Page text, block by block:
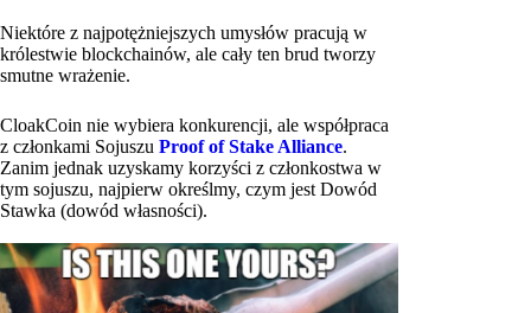
Niektóre z najpotężniejszych umysłów pracują w
królestwie blockchainów, ale cały ten brud tworzy
smutne wrażenie.
CloakCoin nie wybiera konkurencji, ale współpraca
z członkami Sojuszu Proof of Stake Alliance.
Zanim jednak uzyskamy korzyści z członkostwa w
tym sojuszu, najpierw określmy, czym jest Dowód
Stawka (dowód własności).